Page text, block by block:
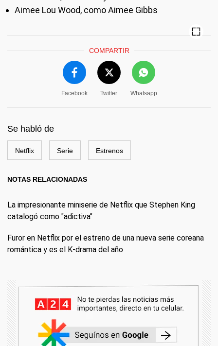
Aimee Lou Wood, como Aimee Gibbs
COMPARTIR
Facebook Twitter Whatsapp
Se habló de
Netflix Serie Estrenos
NOTAS RELACIONADAS
La impresionante miniserie de Netflix que Stephen King
catalogó como "adictiva"
Furor en Netflix por el estreno de una nueva serie coreana
romántica y es el K-drama del año